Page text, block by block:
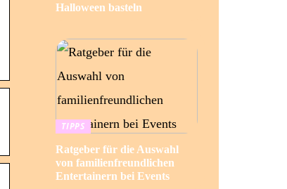
Halloween basteln
TIPPS
Ratgeber für die Auswahl
von familienfreundlichen
Entertainern bei Events